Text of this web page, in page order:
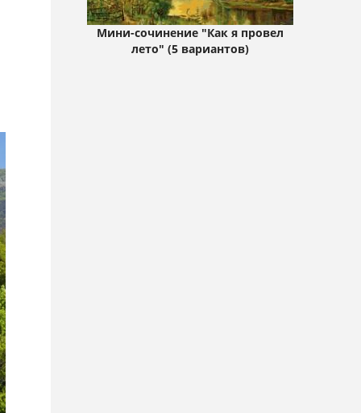
Мини-сочинение "Как я провел
лето" (5 вариантов)